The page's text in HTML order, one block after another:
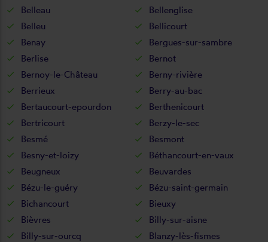
Belleau
Bellenglise
Belleu
Bellicourt
Benay
Bergues-sur-sambre
Berlise
Bernot
Bernoy-le-Château
Berny-rivière
Berrieux
Berry-au-bac
Bertaucourt-epourdon
Berthenicourt
Bertricourt
Berzy-le-sec
Besmé
Besmont
Besny-et-loizy
Béthancourt-en-vaux
Beugneux
Beuvardes
Bézu-le-guéry
Bézu-saint-germain
Bichancourt
Bieuxy
Bièvres
Billy-sur-aisne
Billy-sur-ourcq
Blanzy-lès-fismes